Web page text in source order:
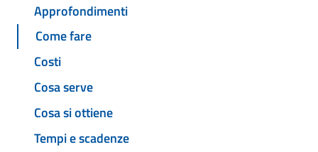
Approfondimenti
Come fare
Costi
Cosa serve
Cosa si ottiene
Tempi e scadenze